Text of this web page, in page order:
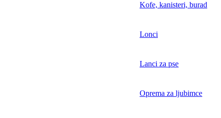
Kofe, kanisteri, burad
Lonci
Lanci za pse
Oprema za ljubimce